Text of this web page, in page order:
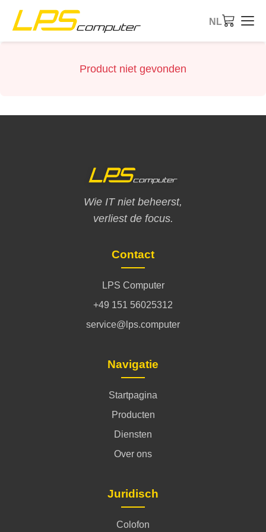
NL
Product niet gevonden
Wie IT niet beheerst,
verliest de focus.
Contact
LPS Computer
+49 151 56025312
service@lps.computer
Navigatie
Startpagina
Producten
Diensten
Over ons
Juridisch
Colofon